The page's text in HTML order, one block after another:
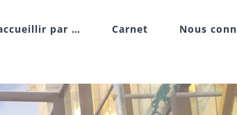
par … Carnet Nous